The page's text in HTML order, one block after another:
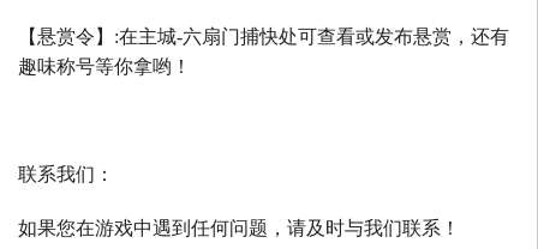
【悬赏令】 :在主城-六扇门捕快处可查看或发布悬赏，还有
趣味称号等你拿哟！
联系我们：
如果您在游戏中遇到任何问题，请及时与我们联系！